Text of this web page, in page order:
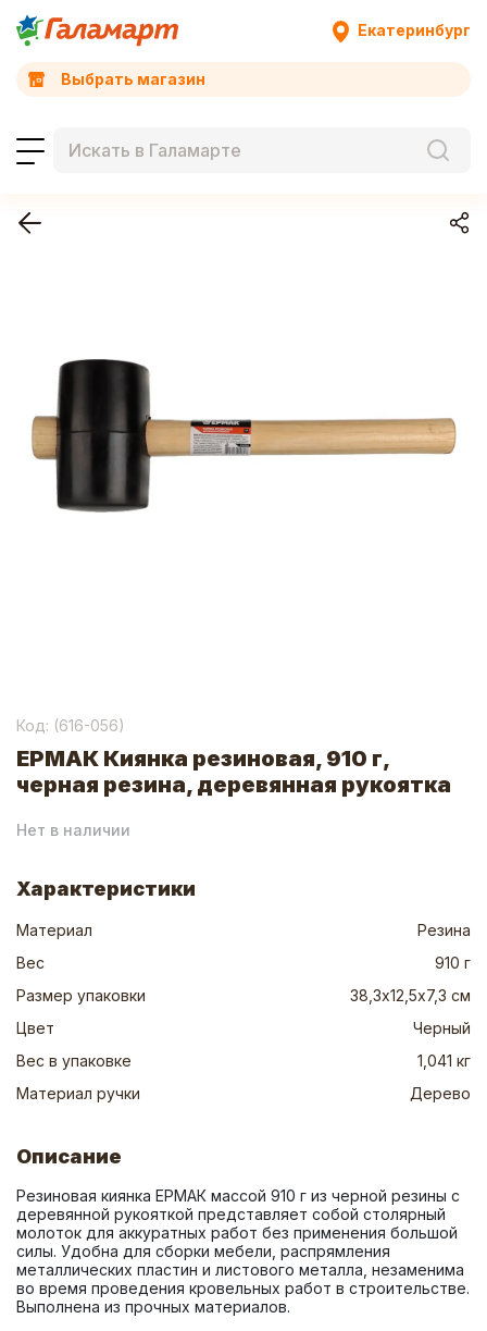
Екатеринбург
Выбрать магазин
Код: (616-056)
ЕРМАК Киянка резиновая, 910 г,
черная резина, деревянная рукоятка
Нет в наличии
Характеристики
Материал
Резина
Вес
910 г
Размер упаковки
38,3х12,5х7,3 см
Цвет
Черный
Вес в упаковке
1,041 кг
Материал ручки
Дерево
Описание
Резиновая киянка ЕРМАК массой 910 г из черной резины с
деревянной рукояткой представляет собой столярный
молоток для аккуратных работ без применения большой
силы. Удобна для сборки мебели, распрямления
металлических пластин и листового металла, незаменима
во время проведения кровельных работ в строительстве.
Выполнена из прочных материалов.